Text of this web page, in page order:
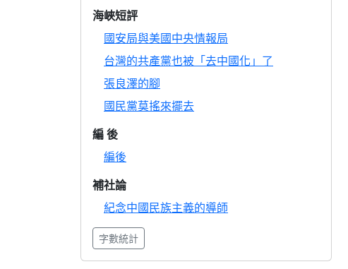
海峽短評
國安局與美國中央情報局
台灣的共產黨也被「去中國化」了
張良澤的腳
國民黨莫搖來擺去
編 後
編後
補社論
紀念中國民族主義的導師
字數統計